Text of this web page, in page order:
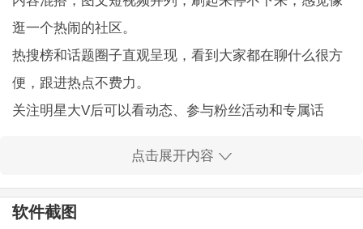
逛一个热闹的社区。
热搜榜和话题圈子直观呈现，看到大家都在聊什么很方
便，跟进热点不费力。
关注明星大V后可以看动态、参与粉丝活动和专属话
智能推荐会根据你的兴趣推内容，越用越懂你，省时又
省心地发现感兴趣的东西。
发布形式多样，支持长文专栏、图文和限时故事，记录
点击展开内容
软件截图